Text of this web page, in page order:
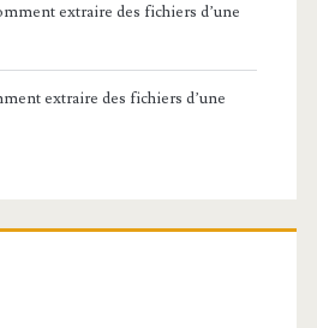
extraire des fichiers d’une
extraire des fichiers d’une